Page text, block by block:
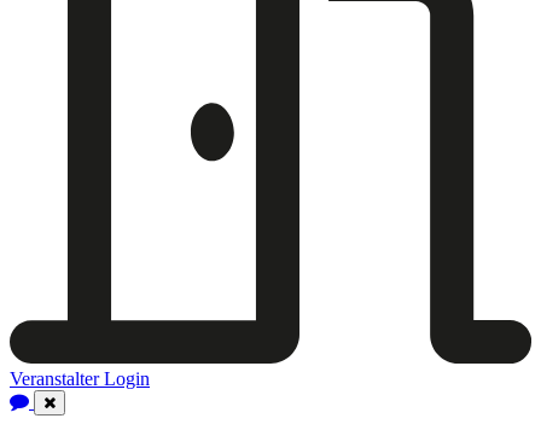
Veranstalter Login
Close
Navigation